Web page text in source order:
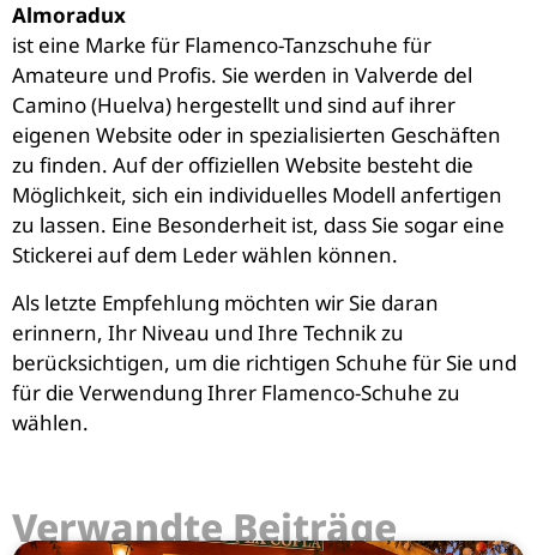
Almoradux
ist eine Marke für Flamenco-Tanzschuhe für
Amateure und Profis. Sie werden in Valverde del
Camino (Huelva) hergestellt und sind auf ihrer
eigenen Website oder in spezialisierten Geschäften
zu finden. Auf der offiziellen Website besteht die
Möglichkeit, sich ein individuelles Modell anfertigen
zu lassen. Eine Besonderheit ist, dass Sie sogar eine
Stickerei auf dem Leder wählen können.
Als letzte Empfehlung möchten wir Sie daran
erinnern, Ihr Niveau und Ihre Technik zu
berücksichtigen, um die richtigen Schuhe für Sie und
für die Verwendung Ihrer Flamenco-Schuhe zu
wählen.
Verwandte Beiträge